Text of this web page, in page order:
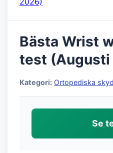
Bästa Wrist
test (Augusti
Kategori: Ortopediska
Se